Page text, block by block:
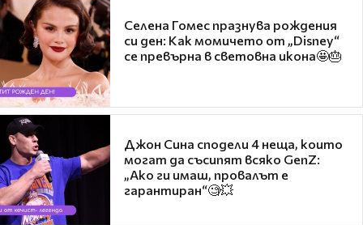
Селена Гомес празнува рождения
си ден: Как момичето от „Disney“
се превърна в световна икона🤩🎂
Джон Сина сподели 4 неща, които
могат да съсипят всяко GenZ:
„Ако ги имаш, провалът е
гарантиран“🧐💥